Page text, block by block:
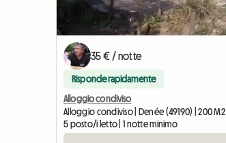
35 € / notte
Risponde rapidamente
Alloggio condiviso
Alloggio condiviso | Denée (49190) | 200 M2
5 posto/i letto | 1 notte minimo